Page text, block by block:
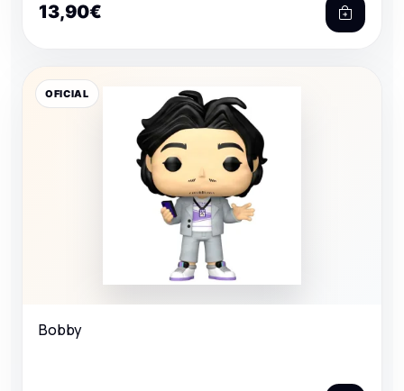
13,90€
OFICIAL
Bobby